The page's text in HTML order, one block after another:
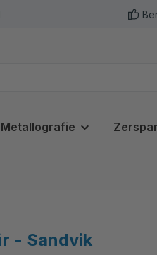
Metallografie
- Sandvik